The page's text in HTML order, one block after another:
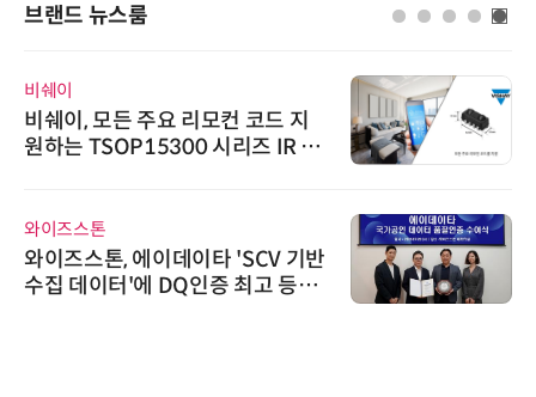
브랜드 뉴스룸
비쉐이
비쉐이, 모든 주요 리모컨 코드 지
원하는 TSOP15300 시리즈 IR 수
와이즈스톤
와이즈스톤, 에이데이타 'SCV 기반
수집 데이터'에 DQ인증 최고 등급